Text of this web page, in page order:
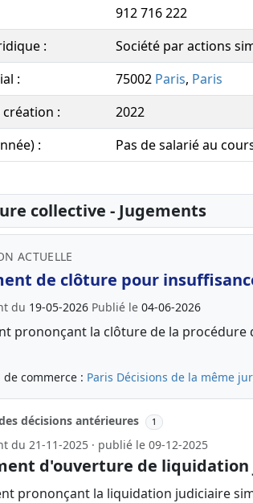
912 716 222
:
Société par actions
:
75002 Paris, Paris
création :
2022
:
Pas de salarié au
collective - Jugements
ACTUELLE
de clôture pour
du 19-05-2026 Publié le 04-06-2026
prononçant la clôture de la
commerce : Paris Décisions de la même
décisions antérieures 1
du 21-11-2025 · publié le 09-12-2025
d'ouverture de
prononçant la liquidation judiciaire